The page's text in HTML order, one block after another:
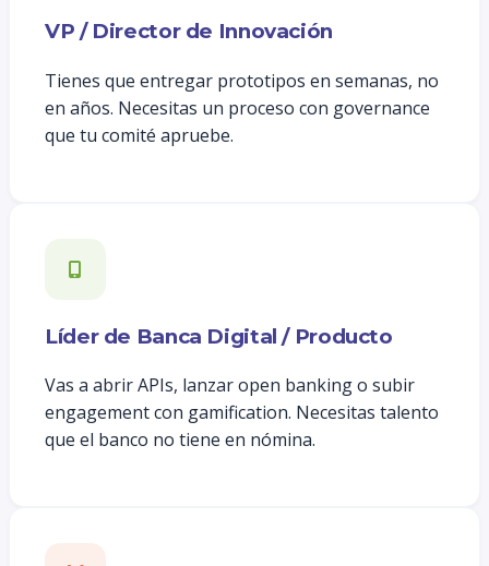
VP / Director de Innovación
Tienes que entregar prototipos en semanas, no
en años. Necesitas un proceso con governance
que tu comité apruebe.
Líder de Banca Digital / Producto
Vas a abrir APIs, lanzar open banking o subir
engagement con gamification. Necesitas talento
que el banco no tiene en nómina.